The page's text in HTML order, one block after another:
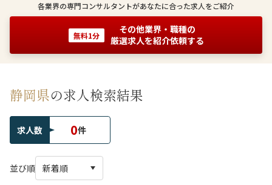
各業界の専門コンサルタントがあなたに合った求人をご紹介
無料1分
その他業界・職種の
厳選求人を紹介依頼する
静岡県の求人検索結果
求人数 0件
並び順